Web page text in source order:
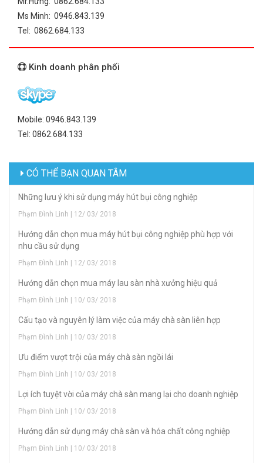
Ms Minh: 0946.843.139
Tel: 0862.684.133
Kinh doanh phân phối
Mobile: 0946.843.139
Tel: 0862.684.133
CÓ THỂ BẠN QUAN TÂM
Những lưu ý khi sử dụng máy hút bụi công nghiệp
Phạm Đình Linh | 12/ 03/ 2018
Hướng dẫn chọn mua máy hút bụi công nghiệp phù hợp với
nhu cầu sử dụng
Phạm Đình Linh | 12/ 03/ 2018
Hướng dẫn chọn mua máy lau sàn nhà xưởng hiệu quả
Phạm Đình Linh | 10/ 03/ 2018
Cấu tạo và nguyên lý làm việc của máy chà sàn liên hợp
Phạm Đình Linh | 10/ 03/ 2018
Ưu điểm vượt trội của máy chà sàn ngồi lái
Phạm Đình Linh | 10/ 03/ 2018
Lợi ích tuyệt vời của máy chà sàn mang lại cho doanh nghiệp
Phạm Đình Linh | 10/ 03/ 2018
Hướng dẫn sử dụng máy chà sàn và hóa chất công nghiệp
Phạm Đình Linh | 10/ 03/ 2018